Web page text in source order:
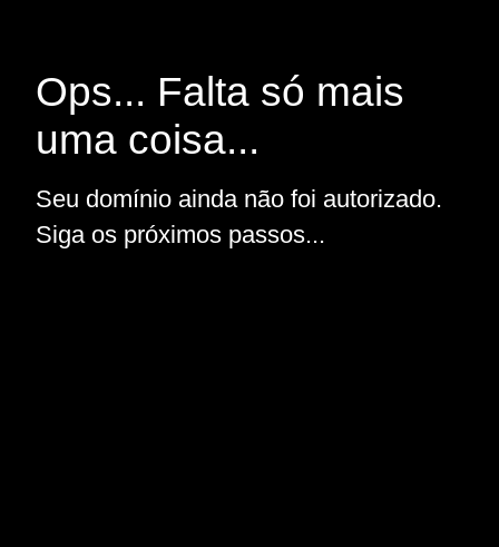
Ops... Falta só mais
uma coisa...
Seu domínio ainda não foi autorizado.
Siga os próximos passos...